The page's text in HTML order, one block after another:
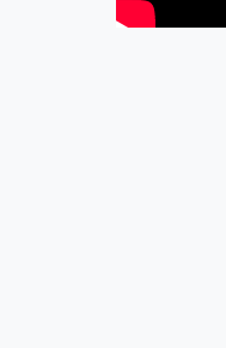
区块链广告可以在惊人
1100万钱包持有者展示
Ads在不影响安全性和
你可以在区块